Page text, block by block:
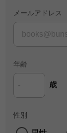
メールアドレス
年齢
歳
性別